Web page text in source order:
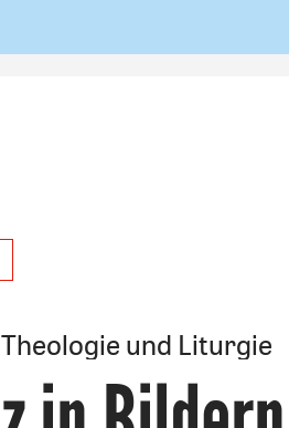
und Liturgie